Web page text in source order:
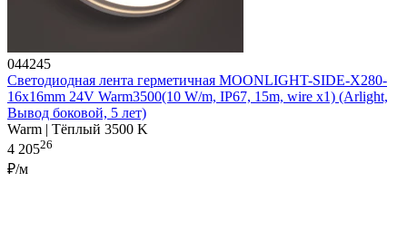
044245
Светодиодная лента герметичная MOONLIGHT-SIDE-X280-
16x16mm 24V Warm3500(10 W/m, IP67, 15m, wire x1) (Arlight,
Вывод боковой, 5 лет)
Warm | Тёплый 3500 K
4 20526
₽/м